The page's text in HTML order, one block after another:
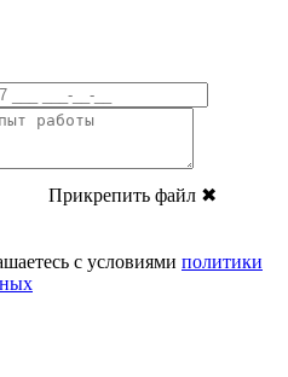
Прикрепить файл ✖
с условиями политики